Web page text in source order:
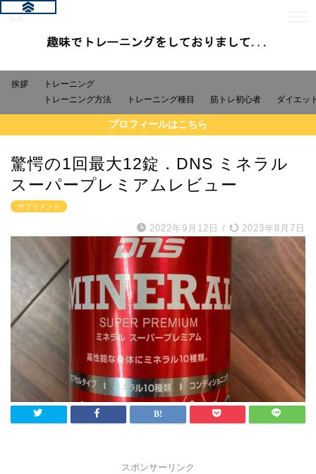
挨拶
トレーニング
トレーニング方法
トレーニング種目 筋トレ初心者 ダイエッ
プロフィールはこちら
驚愕の1回最大12錠．DNS ミネラル
スーパープレミアムレビュー
サプリメント
2022年9月12日 / 2023年8月7日
スポンサーリンク